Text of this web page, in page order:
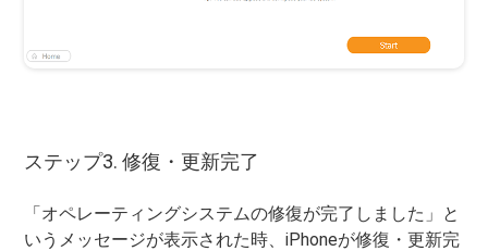
ステップ3. 修復・更新完了
「オペレーティングシステムの修復が完了しました」と
いうメッセージが表示された時、iPhoneが修復・更新完